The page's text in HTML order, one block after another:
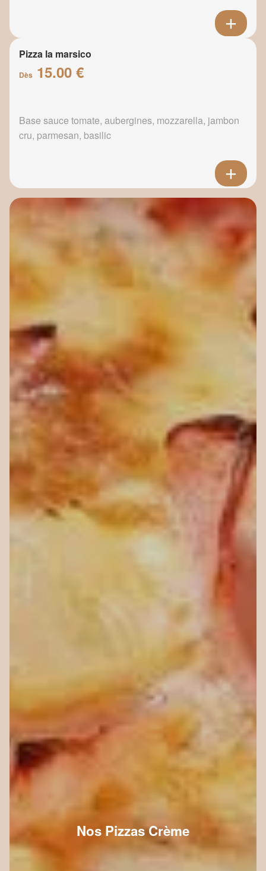
Pizza la marsico
Dès 15.00 €
Base sauce tomate, aubergines, mozzarella, jambon
cru, parmesan, basilic
Nos Pizzas Crème